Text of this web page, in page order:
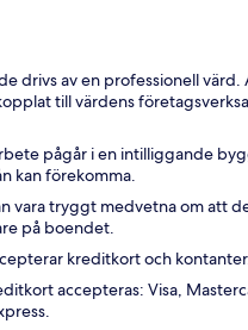
drivs av en professionell
till värdens
pågår i en intilliggande
kan förekomma.
vara tryggt medvetna om att
på boendet.
kreditkort och
accepteras: Visa,